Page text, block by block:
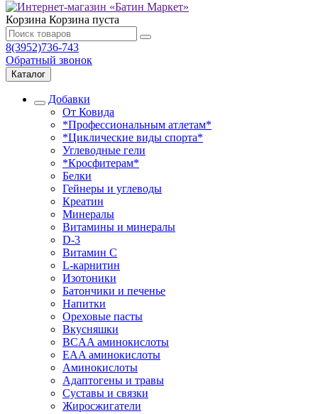
Корзина Корзина пуста
8(3952)736-743
Обратный звонок
Каталог
Добавки
От Ковида
*Профессиональным атлетам*
*Циклические виды спорта*
Углеводные гели
*Кросфитерам*
Белки
Гейнеры и углеводы
Креатин
Минералы
Витамины и минералы
D-3
Витамин С
L-карнитин
Изотоники
Батончики и печенье
Напитки
Ореховые пасты
Вкусняшки
BCAA аминокислоты
EAA аминокислоты
Аминокислоты
Адаптогены и травы
Суставы и связки
Жиросжигатели